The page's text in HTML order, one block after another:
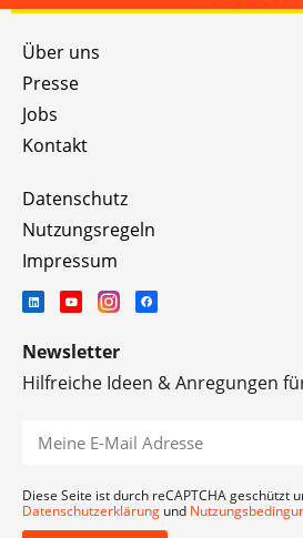
Über uns
Presse
Jobs
Kontakt
Datenschutz
Nutzungsregeln
Impressum
Newsletter
Hilfreiche Ideen & Anregungen
Diese Seite ist durch reCAPTCHA geschützt
Datenschutzerklärung und